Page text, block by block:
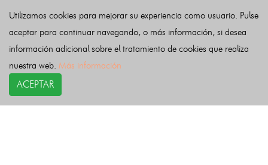
Últimas noticias
Utilizamos cookies para mejorar su experiencia como usuario. Pulse
aceptar para continuar navegando, o más información, si desea
información adicional sobre el tratamiento de cookies que realiza
nuestra web. Más información
ACEPTAR